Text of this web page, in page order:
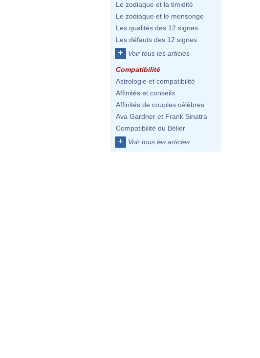
Le zodiaque et la timidité
Le zodiaque et le mensonge
Les qualités des 12 signes
Les défauts des 12 signes
+ Voir tous les articles
Compatibilité
Astrologie et compatibilité
Affinités et conseils
Affinités de couples célèbres
Ava Gardner et Frank Sinatra
Compatibilité du Bélier
+ Voir tous les articles